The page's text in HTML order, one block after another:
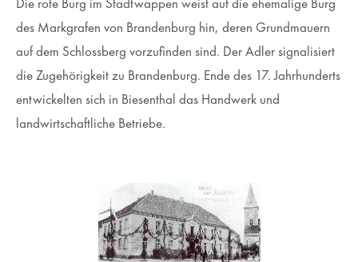
des Markgrafen von Brandenburg hin, deren Grundmauern
auf dem Schlossberg vorzufinden sind. Der Adler signalisiert
die Zugehörigkeit zu Brandenburg. Ende des 17. Jahrhunderts
entwickelten sich in Biesenthal das Handwerk und
landwirtschaftliche Betriebe.